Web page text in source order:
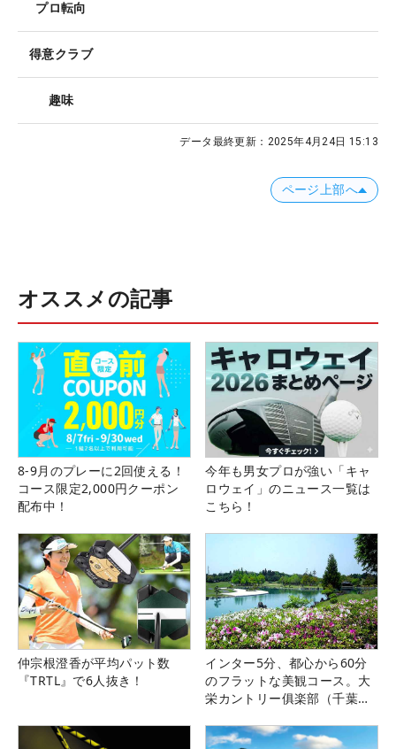
プロ転向
得意クラブ
趣味
データ最終更新： 2025年4月24日 15:13
ページ上部へ
オススメの記事
8-9月のプレーに2回使える！
コース限定2,000円クーポン
配布中！
今年も男女プロが強い「キャ
ロウェイ」のニュース一覧は
こちら！
仲宗根澄香が平均パット数
『TRTL』で6人抜き！
インター5分、都心から60分
のフラットな美観コース。大
栄カントリー俱楽部（千葉